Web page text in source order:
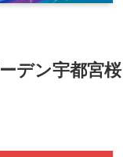
デン宇都宮桜